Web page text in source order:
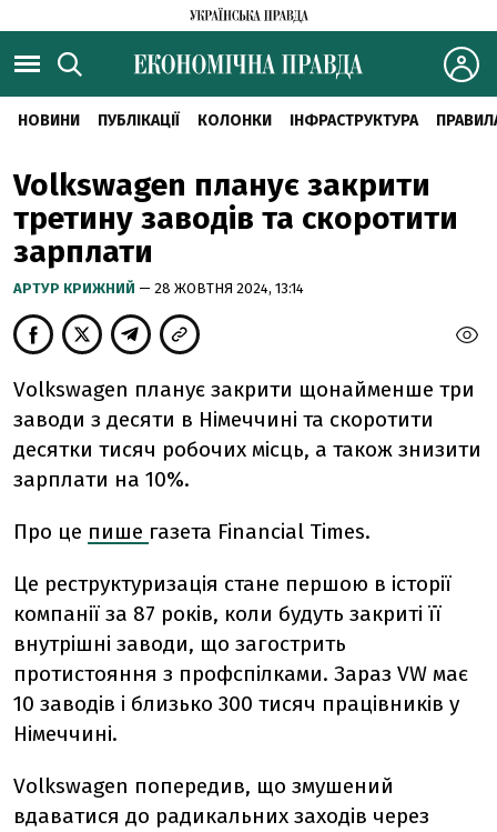
НОВИНИ ПУБЛІКАЦІЇ КОЛОНКИ ІНФРАСТРУКТУРА
Volkswagen планує закрити
третину заводів та скоротити
зарплати
АРТУР КРИЖНИЙ — 28 ЖОВТНЯ 2024, 13:14
Volkswagen планує закрити щонайменше три
заводи з десяти в Німеччині та скоротити
десятки тисяч робочих місць, а також знизити
зарплати на 10%.
Про це пише газета Financial Times.
Це реструктуризація стане першою в історії
компанії за 87 років, коли будуть закриті її
внутрішні заводи, що загострить
протистояння з профспілками. Зараз VW має
10 заводів і близько 300 тисяч працівників у
Німеччині.
Volkswagen попередив, що змушений
вдаватися до радикальних заходів через